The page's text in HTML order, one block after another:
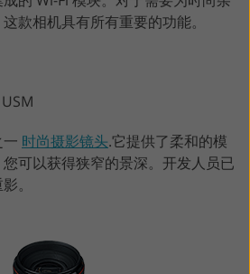
款相机具有所有重要的功能。
时尚摄影镜头.它提供了柔和的模
可以获得狭窄的景深。开发人员已
。